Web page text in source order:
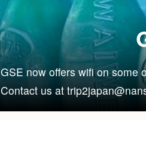
GSE now offers wifi on some
Contact us at